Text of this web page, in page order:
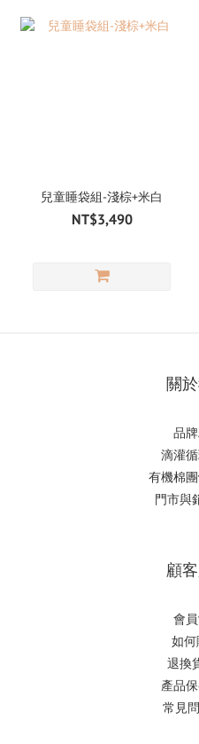
兒童睡袋組-淺棕+米白
NT$3,490
關
品
滴灌
有機棉
門市與
顧
會
如何
退換
產品
常見